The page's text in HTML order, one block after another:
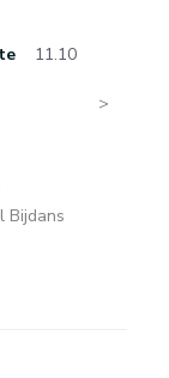
11.10
Bijdans